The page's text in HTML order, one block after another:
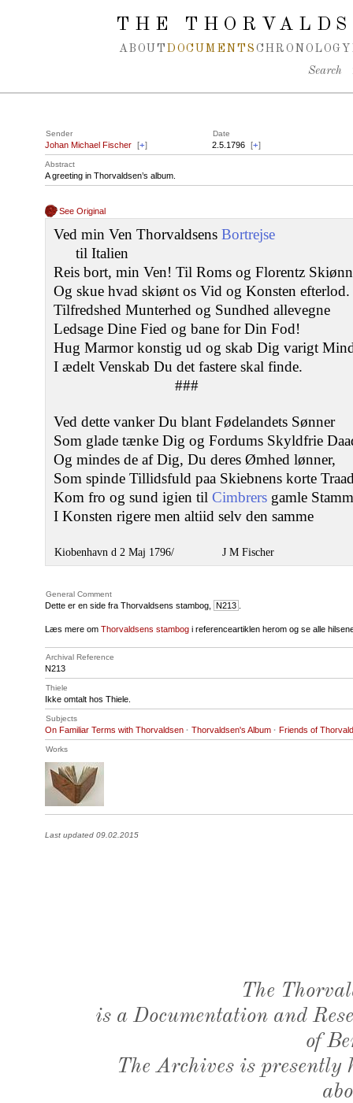
Spring navigation over
THE
ABOUT DOCUMENTS CHRONOLOGY
Search
Sender Date
Johan Michael Fischer [+] 2.5.1796 [+]
Abstract
A greeting in Thorvaldsen’s album.
See Original
Ved min Ven Thorvaldsens Bortrejse
til Italien
Reis bort, min Ven! Til Roms og Florentz
Og skue hvad skiønt os Vid og Konsten efterlod.
Tilfredshed Munterhed og Sundhed allevegne
Ledsage Dine Fied og bane for Din Fod!
Hug Marmor konstig ud og skab Dig varigt
I ædelt Venskab Du det fastere skal finde.
###
Ved dette vanker Du blant Fødelandets Sønner
Som glade tænke Dig og Fordums Skyldfrie
Og mindes de af Dig, Du deres Ømhed lønner,
Som spinde Tillidsfuld paa Skiebnens korte
Kom fro og sund igien til Cimbrers gamle
I Konsten rigere men altiid selv den samme
Kiobenhavn d 2 Maj 1796/ J M Fischer
General Comment
Dette er en side fra Thorvaldsens stambog, N213
Læs mere om Thorvaldsens stambog i referenceartiklen herom og se alle
Archival Reference
N213
Thiele
Ikke omtalt hos Thiele.
Subjects
On Familiar Terms with Thorvaldsen · Thorvaldsen's Album · Friends of
Works
Last updated 09.02.2015
The
is a Documentation and
of
The Archives is presently